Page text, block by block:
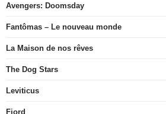
Avengers: Doomsday
Fantômas – Le nouveau monde
La Maison de nos rêves
The Dog Stars
Leviticus
Fjord